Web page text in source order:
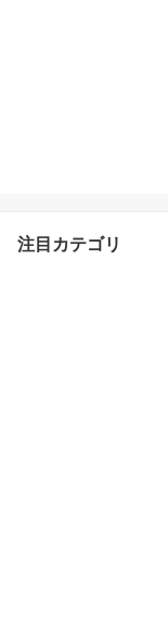
注目カテゴリ